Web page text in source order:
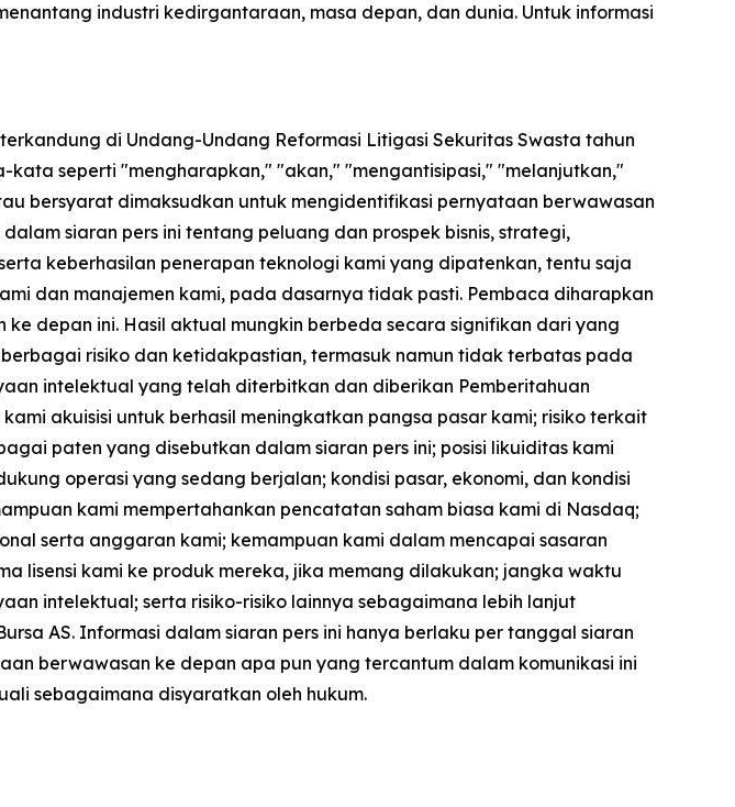
industri kedirgantaraan, masa depan, dan dunia. Untuk informasi
di Undang-Undang Reformasi Litigasi Sekuritas Swasta tahun
seperti "mengharapkan," "akan," "mengantisipasi," "melanjutkan,"
bersyarat dimaksudkan untuk mengidentifikasi pernyataan berwawasan
siaran pers ini tentang peluang dan prospek bisnis, strategi,
keberhasilan penerapan teknologi kami yang dipatenkan, tentu saja
dan manajemen kami, pada dasarnya tidak pasti. Pembaca diharapkan
depan ini. Hasil aktual mungkin berbeda secara signifikan dari yang
risiko dan ketidakpastian, termasuk namun tidak terbatas pada
intelektual yang telah diterbitkan dan diberikan Pemberitahuan
akuisisi untuk berhasil meningkatkan pangsa pasar kami; risiko terkait
paten yang disebutkan dalam siaran pers ini; posisi likuiditas kami
operasi yang sedang berjalan; kondisi pasar, ekonomi, dan kondisi
kami mempertahankan pencatatan saham biasa kami di Nasdaq;
serta anggaran kami; kemampuan kami dalam mencapai sasaran
lisensi kami ke produk mereka, jika memang dilakukan; jangka waktu
intelektual; serta risiko-risiko lainnya sebagaimana lebih lanjut
AS. Informasi dalam siaran pers ini hanya berlaku per tanggal siaran
berwawasan ke depan apa pun yang tercantum dalam komunikasi ini
sebagaimana disyaratkan oleh hukum.